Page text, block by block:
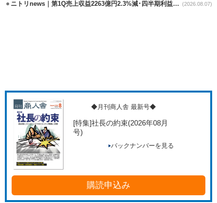
ニトリnews｜第1Q売上収益2263億円2.3%減･四半期利益1.4％減 (2026.08.07)
◆月刊商人舎 最新号◆
[特集]社長の約束(2026年08月
号)
バックナンバーを見る
購読申込み